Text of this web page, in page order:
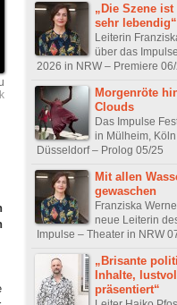
„Die Szene
sehr lebendig“
Leiterin
über das
2026 in NRW – Premiere
Morgenröte
Clouds
Das Impulse
in Mülheim,
Düsseldorf – Prolog 05/25
Mit allen
gewaschen
Franziska
neue Leiterin
Impulse – Theater in NRW
„Brisante
Inhalte, lustvoll
präsentiert“